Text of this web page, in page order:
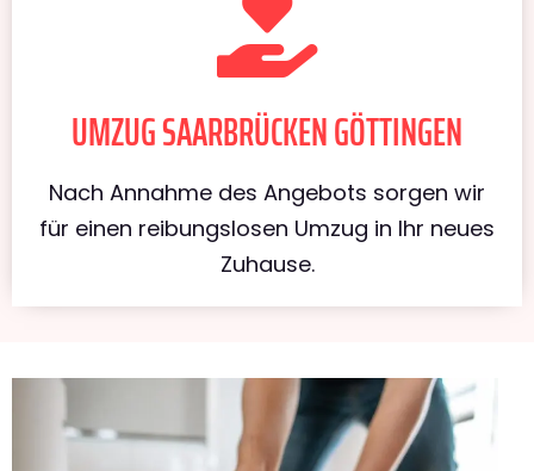
UMZUG SAARBRÜCKEN GÖTTINGEN
Nach Annahme des Angebots sorgen wir
für einen reibungslosen Umzug in Ihr neues
Zuhause.